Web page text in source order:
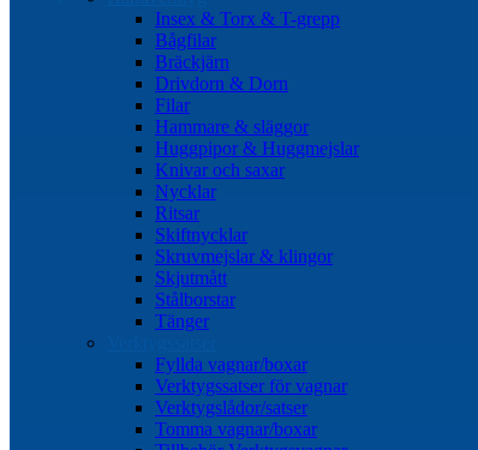
Insex & Torx & T-grepp
Bågfilar
Bräckjärn
Drivdorn & Dorn
Filar
Hammare & släggor
Huggpipor & Huggmejslar
Knivar och saxar
Nycklar
Ritsar
Skiftnycklar
Skruvmejslar & klingor
Skjutmått
Stålborstar
Tänger
Fyllda vagnar/boxar
Verktygssatser för vagnar
Verktygslådor/satser
Tomma vagnar/boxar